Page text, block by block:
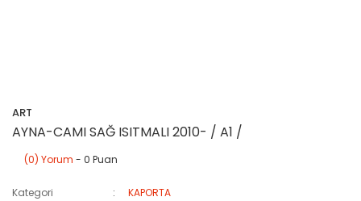
ART
AYNA-CAMI SAĞ ISITMALI 2010- / A1 /
(0) Yorum - 0 Puan
Kategori
KAPORTA